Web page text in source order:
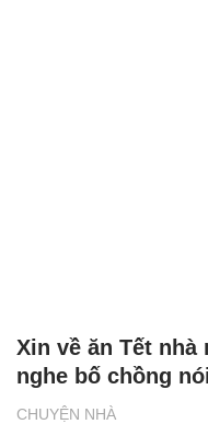
CHUYỆN NHÀ
Xin về ăn Tết nhà
nghe bố chồng